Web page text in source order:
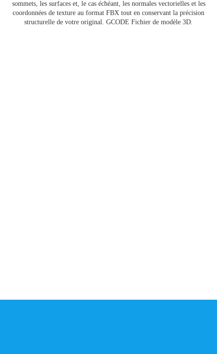
sommets, les surfaces et, le cas échéant, les normales vectorielles et les
coordonnées de texture au format FBX tout en conservant la précision
structurelle de votre original. GCODE Fichier de modèle 3D.